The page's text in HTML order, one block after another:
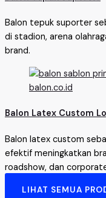
Balon tepuk suporter
di stadion, arena
brand.
Balon Latex Custom
Balon latex custom
efektif meningkatkan
roadshow, dan
LIHAT SEMUA